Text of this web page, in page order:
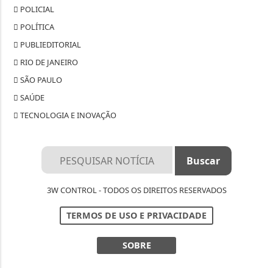
POLICIAL
POLÍTICA
PUBLIEDITORIAL
RIO DE JANEIRO
SÃO PAULO
SAÚDE
TECNOLOGIA E INOVAÇÃO
3W CONTROL - TODOS OS DIREITOS RESERVADOS
TERMOS DE USO E PRIVACIDADE
SOBRE